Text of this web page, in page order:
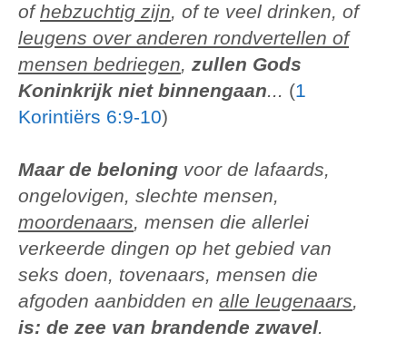
ofhebzuchtig zijn, of te veel drinken, of
leugens over anderen rondvertellen of
mensen bedriegen, zullen Gods
Koninkrijk niet binnengaan... (1
Korintiërs 6:9-10)
Maar de beloning voor de lafaards,
ongelovigen, slechte mensen,
moordenaars, mensen die allerlei
verkeerde dingen op het gebied van
seks doen, tovenaars, mensen die
afgoden aanbidden en alle leugenaars,
is: de zee van brandende zwavel.